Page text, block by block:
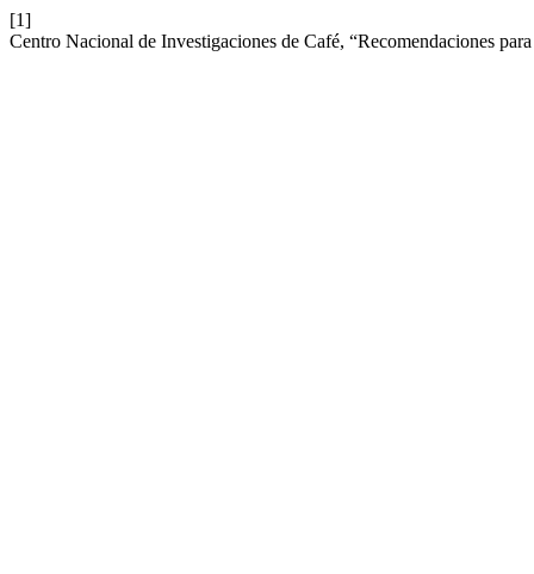
[1]
Centro Nacional de Investigaciones de Café, “Recomendaciones